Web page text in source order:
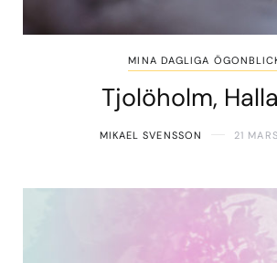
MINA DAGLIGA
Tjolöholm,
MIKAEL SVENSSON 21